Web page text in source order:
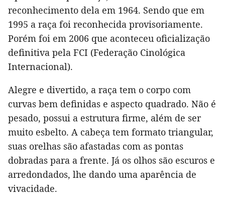
reconhecimento dela em 1964. Sendo que em
1995 a raça foi reconhecida provisoriamente.
Porém foi em 2006 que aconteceu oficialização
definitiva pela FCI (Federação Cinológica
Internacional).
Alegre e divertido, a raça tem o corpo com
curvas bem definidas e aspecto quadrado. Não é
pesado, possui a estrutura firme, além de ser
muito esbelto. A cabeça tem formato triangular,
suas orelhas são afastadas com as pontas
dobradas para a frente. Já os olhos são escuros e
arredondados, lhe dando uma aparência de
vivacidade.